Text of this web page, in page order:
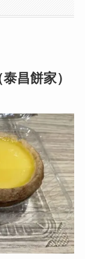
昌餅家）